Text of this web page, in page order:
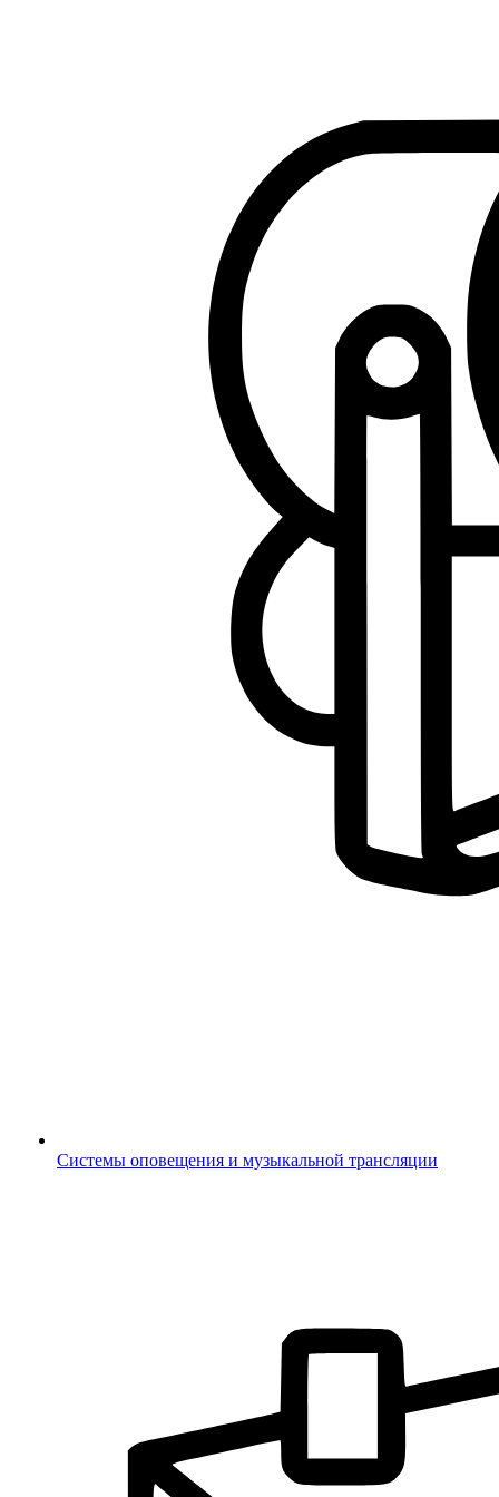
Системы оповещения и музыкальной трансляции